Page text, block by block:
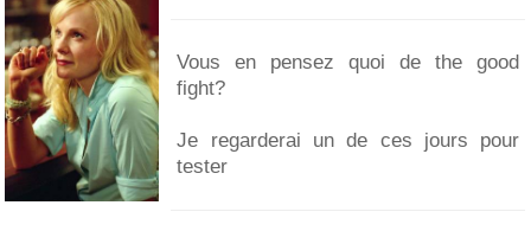
Vous en pensez quoi de the good
fight?
Je regarderai un de ces jours pour
tester